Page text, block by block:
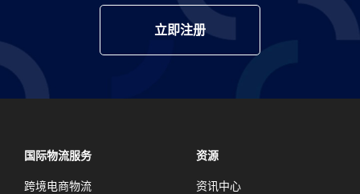
立即注册
国际物流服务
跨境电商物流
资源
资讯中心